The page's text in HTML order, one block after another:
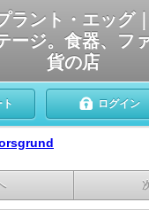
ラント・エッグ
ージ。食器、フ
貨の店
ログイン